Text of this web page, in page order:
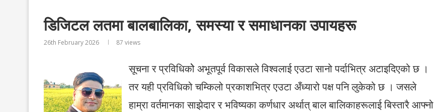
डिजिटल लतमा बालबालिका, समस्या र समाधानका उपायहरू
26th February 2026 87 views
सूचना र प्रविधिकोे अभूतपूर्व विकासले विश्वलाई एउटा सानो पर्दाभित्र अटाइदिएको छ ।
तर यही प्रविधिको चम्किलो प्रकाशभित्र एउटा अँध्यारो पक्ष पनि लुकेको छ । जसले
हाम्रा वर्तमानका साझेदार र भविष्यका कर्णधार अर्थात् बाल बालिकाहरूलाई बिस्तारै आफ्नो